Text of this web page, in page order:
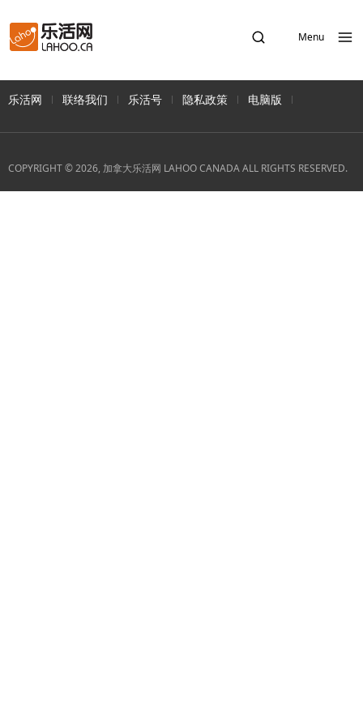
Menu
乐活网 联络我们 乐活号 隐私政策 电脑版
COPYRIGHT © 2026, 加拿大乐活网 LAHOO CANADA ALL RIGHTS RESERVED.